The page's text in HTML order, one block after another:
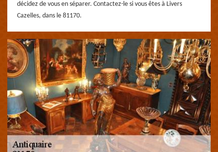
décidez de vous en séparer. Contactez-le si vous êtes à Livers
Cazelles, dans le 81170.